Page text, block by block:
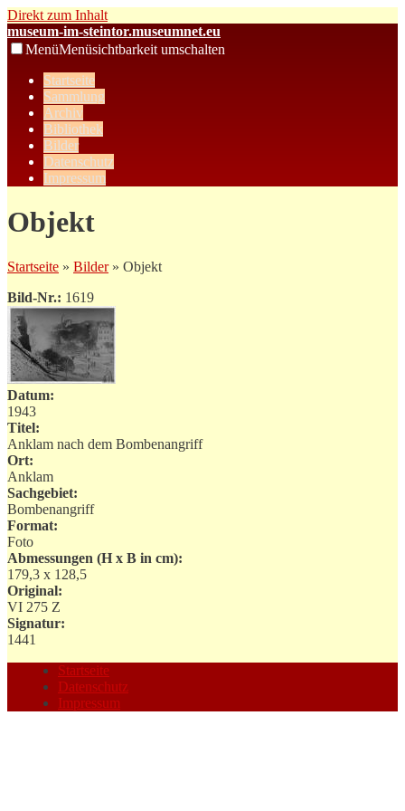
Direkt zum Inhalt
museum-im-steintor.museumnet.eu
MenüMenüsichtbarkeit umschalten
Startseite
Sammlung
Archiv
Bibliothek
Bilder
Datenschutz
Impressum
Objekt
Startseite » Bilder» Objekt
Bild-Nr.: 1619
Datum:
1943
Titel:
Anklam nach dem Bombenangriff
Ort:
Anklam
Sachgebiet:
Bombenangriff
Format:
Foto
Abmessungen (H x B in cm):
179,3 x 128,5
Original:
VI 275 Z
Signatur:
1441
Startseite
Datenschutz
Impressum